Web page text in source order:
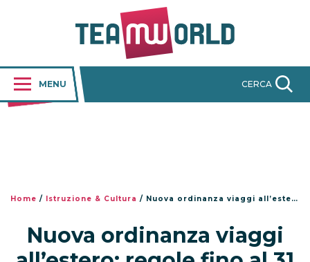
MENU CERCA
Home / Istruzione & Cultura / Nuova ordinanza viaggi all’estero: regole fino al 31 gennaio 2022
Nuova ordinanza viaggi